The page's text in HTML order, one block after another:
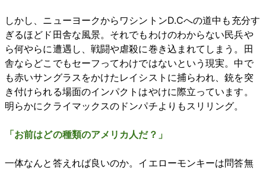
しかし、ニューヨークからワシントンD.Cへの道中も充分す
ぎるほどド田舎な風景。それでもわけのわからない民兵や
ら何やらに遭遇し、戦闘や虐殺に巻き込まれてしまう。田
舎ならどこでもセーフってわけではないという現実。中で
も赤いサングラスをかけたレイシストに捕らわれ、銃を突
き付けられる場面のインパクトはやけに際立っています。
明らかにクライマックスのドンパチよりもスリリング。
「お前はどの種類のアメリカ人だ？」
一体なんと答えれば良いのか。イエローモンキーは問答無